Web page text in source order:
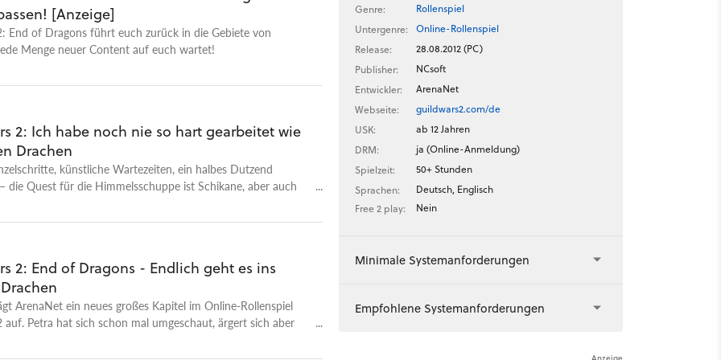
[Anzeige]
End of Dragons führt euch zurück in die Gebiete von
Menge neuer Content auf euch wartet!
2: Ich habe noch nie so hart gearbeitet wie
Drachen
künstliche Wartezeiten, ein halbes Dutzend
die Quest für die Himmelsschuppe ist Schikane, aber auch
2: End of Dragons - Endlich geht es ins
ArenaNet ein neues großes Kapitel im Online-Rollenspiel
auf. Petra hat sich schon mal umgeschaut, ärgert sich aber
Genre:
Rollenspiel
Untergenre:
Online-Rollenspiel
Release:
28.08.2012 (PC)
Publisher:
NCsoft
Entwickler:
ArenaNet
Webseite:
guildwars2.com/de
USK:
ab 12 Jahren
DRM:
ja (Online-Anmeldung)
Spielzeit:
50+ Stunden
Sprachen:
Deutsch, Englisch
Free 2 play:
Nein
Minimale Systemanforderungen
Empfohlene Systemanforderungen